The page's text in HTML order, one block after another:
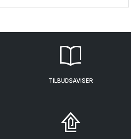
TILBUDSAVISER